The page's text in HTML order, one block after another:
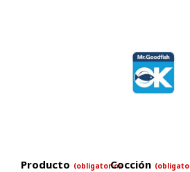
Producto (obligatorio)Cocción